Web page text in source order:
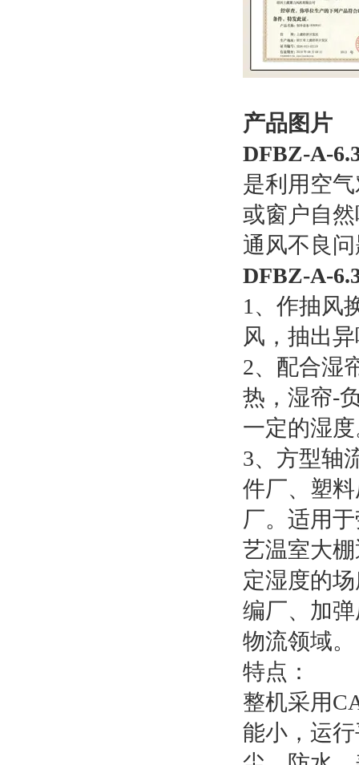
产品图片
DFBZ-A-
是利用空
或窗户自
通风不良
DFBZ-A-
1、作抽风
风，抽出
2、配合湿
热，湿帘-
一定的湿
3、方型轴
件厂、塑
厂。适用
艺温室大
定湿度的
编厂、加
物流领域。
特点：
整机采用
能小，运